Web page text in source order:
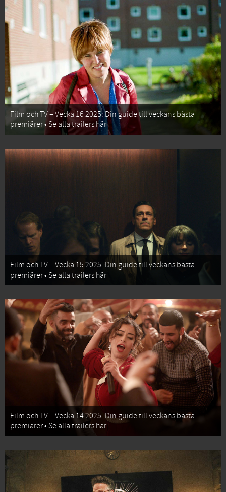
Film och TV – Vecka 16 2025: Din guide till veckans bästa
premiärer • Se alla trailers här
Film och TV – Vecka 15 2025: Din guide till veckans bästa
premiärer • Se alla trailers här
Film och TV – Vecka 14 2025: Din guide till veckans bästa
premiärer • Se alla trailers här